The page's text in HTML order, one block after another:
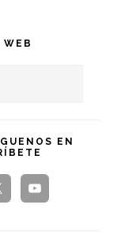
WEB
EN